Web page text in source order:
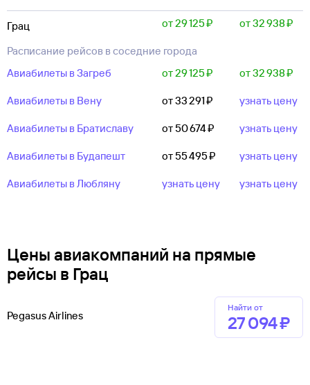
Грац от 29 ⁠125 ⁠₽ от 32 ⁠938 ⁠₽
Расписание рейсов в соседние города
Авиабилеты в Загреб
от 29 ⁠125 ⁠₽ от 32 ⁠938 ⁠₽
Авиабилеты в Вену от 33 ⁠291 ⁠₽ узнать цену
Авиабилеты в Братиславу от 50 ⁠674 ⁠₽ узнать цену
Авиабилеты в Будапешт от 55 ⁠495 ⁠₽ узнать цену
Авиабилеты в Любляну узнать цену узнать цену
Цены авиакомпаний на прямые
рейсы в Грац
Pegasus Airlines
Найти от
27 ⁠094 ⁠₽